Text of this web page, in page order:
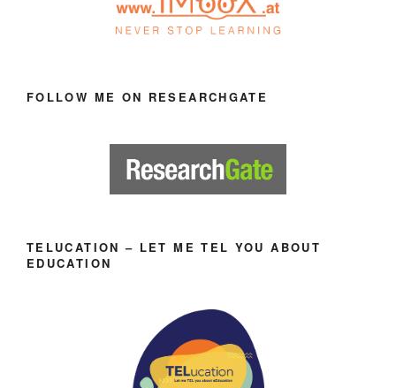
FOLLOW ME ON RESEARCHGATE
TELUCATION – LET ME TEL YOU ABOUT
EDUCATION